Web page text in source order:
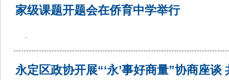
家级课题开题会在侨育中学举行
..
永定区政协开展“‘永’事好商量”协商座谈